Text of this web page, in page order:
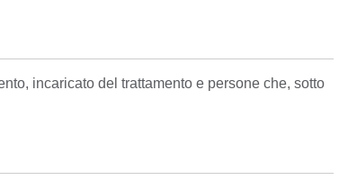
incaricato del trattamento e persone che, sotto